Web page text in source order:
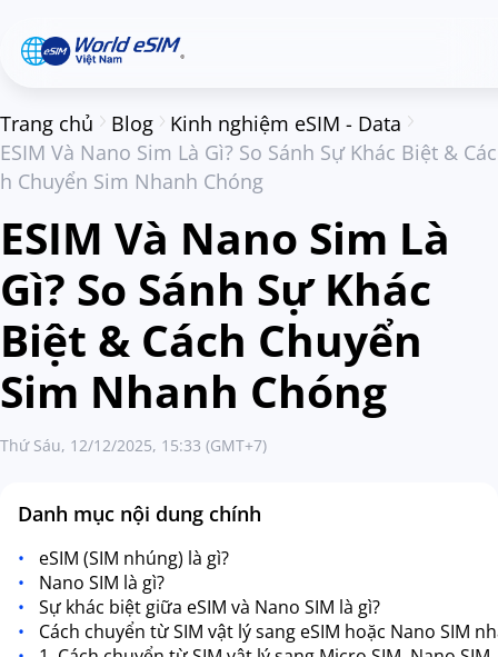
Trang chủ Blog
Kinh nghiệm eSIM - Data
ESIM Và Nano Sim Là Gì? So Sánh Sự Khác Biệt & Các
h Chuyển Sim Nhanh Chóng
ESIM Và Nano Sim Là
Gì? So Sánh Sự Khác
Biệt & Cách Chuyển
Sim Nhanh Chóng
Thứ Sáu, 12/12/2025, 15:33 (GMT+7)
Danh mục nội dung chính
eSIM (SIM nhúng) là gì?
Nano SIM là gì?
Sự khác biệt giữa eSIM và Nano SIM là gì?
Cách chuyển từ SIM vật lý sang eSIM hoặc Nano SIM